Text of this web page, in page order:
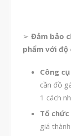
➢ Đảm bảo
phẩm với độ
Công
cần đồ
1 cách
Tổ
giá